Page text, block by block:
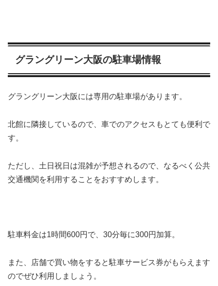
グラングリーン大阪の駐車場情報
グラングリーン大阪には専用の駐車場があります。
北館に隣接しているので、車でのアクセスもとても便利で
す。
ただし、⼟⽇祝⽇は混雑が予想されるので、なるべく公共
交通機関を利⽤することをおすすめします。
駐車料金は1時間600円で、30分毎に300円加算。
また、店舗で買い物をすると駐車サービス券がもらえます
のでぜひ利用しましょう。